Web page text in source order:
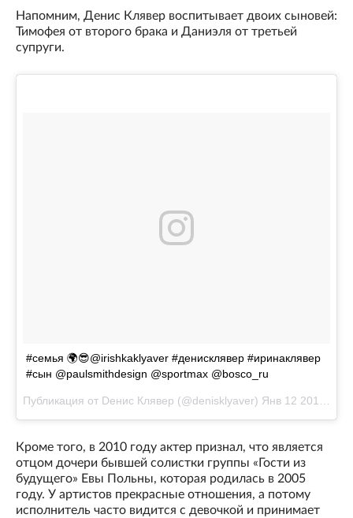
Напомним, Денис Клявер воспитывает двоих сыновей:
Тимофея от второго брака и Даниэля от третьей
супруги.
#семья 🌍😎@irishkaklyaver #денисклявер #иринаклявер
#сын @paulsmithdesign @sportmax @bosco_ru
Публикация от Dенис Клявер (@denisklyaver) Янв 12 2017 в 5:03 PST
Кроме того, в 2010 году актер признал, что является
отцом дочери бывшей солистки группы «Гости из
будущего» Евы Польны, которая родилась в 2005
году. У артистов прекрасные отношения, а потому
исполнитель часто видится с девочкой и принимает